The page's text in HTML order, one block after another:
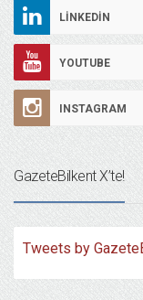
LINKEDIN
YOUTUBE
INSTAGRAM
GazeteBilkent X’te!
Tweets by